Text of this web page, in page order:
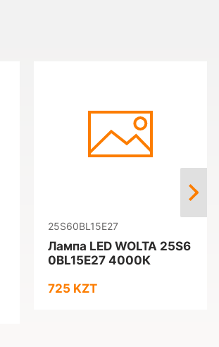
25S60BL15E27
Лампа LED WOLTA 25S6
0BL15E27 4000К
725 KZT